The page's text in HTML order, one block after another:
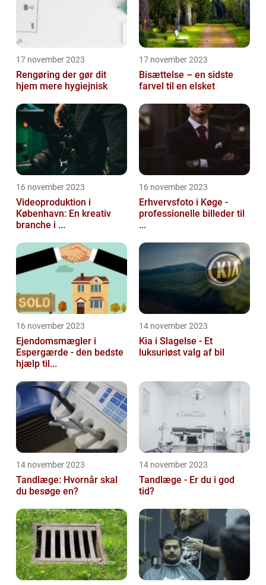
17 november 2023
Rengøring der gør dit
hjem mere hygiejnisk
17 november 2023
Bisættelse – en sidste
farvel til en elsket
16 november 2023
Videoproduktion i
København: En kreativ
branche i ...
16 november 2023
Erhvervsfoto i Køge -
professionelle billeder til
...
16 november 2023
Ejendomsmægler i
Espergærde - den bedste
hjælp til...
14 november 2023
Kia i Slagelse - Et
luksuriøst valg af bil
14 november 2023
Tandlæge: Hvornår skal
du besøge en?
14 november 2023
Tandlæge - Er du i god
tid?